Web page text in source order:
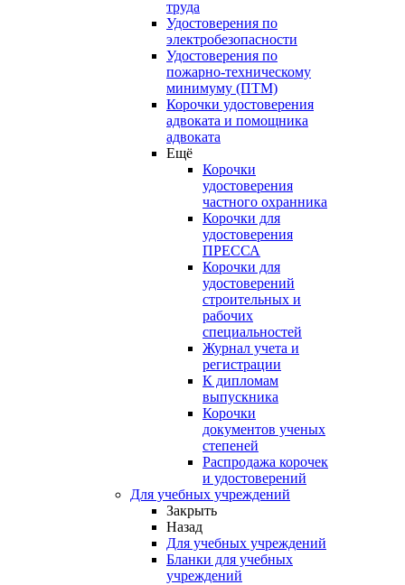
труда
Удостоверения по
электробезопасности
Удостоверения по
пожарно-техническому
минимуму (ПТМ)
Корочки удостоверения
адвоката и помощника
адвоката
Ещё
Корочки
удостоверения
частного охранника
Корочки для
удостоверения
ПРЕССА
Корочки для
удостоверений
строительных и
рабочих
специальностей
Журнал учета и
регистрации
К дипломам
выпускника
Корочки
документов ученых
степеней
Распродажа корочек
и удостоверений
Для учебных учреждений
Закрыть
Назад
Для учебных учреждений
Бланки для учебных
учреждений